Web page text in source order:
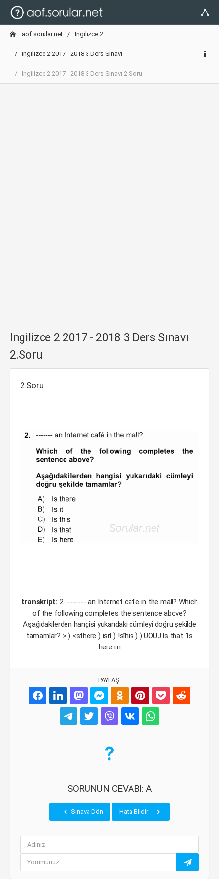
aof.sorular.net Ingilizce 2
Ingilizce 2 2017 - 2018 3 Ders Sınavı
Ingilizce 2 2017 - 2018 3 Ders Sınavı 2.Soru
Ingilizce 2 2017 - 2018 3 Ders Sınavı
2.Soru
2.Soru
transkript: 2. ------- an Internet cafe in the mall? Which
of the following completes the sentence above?
Aşağıdakilerden hangisi yukarıdaki cümleyi doğru şekilde
tamamlar? > ) <sthere ) isit ) !sîhıs ) ) ÜOUJ ls that 1s
here m
PAYLAŞ:
SORUNUN CEVABI: A
Sınava Dön Hata Bildir